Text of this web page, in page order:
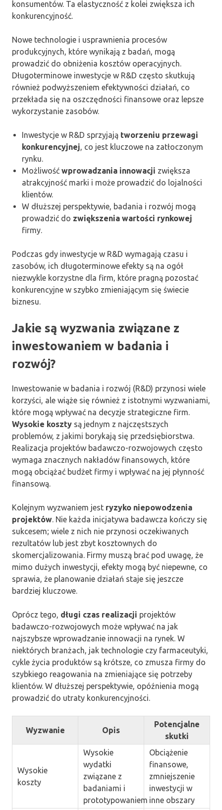
konsumentów. Ta elastyczność z kolei zwiększa ich
konkurencyjność.
Nowe technologie i usprawnienia procesów
produkcyjnych, które wynikają z badań, mogą
prowadzić do obniżenia kosztów operacyjnych.
Długoterminowe inwestycje w R&D często skutkują
również podwyższeniem efektywności działań, co
przekłada się na oszczędności finansowe oraz lepsze
wykorzystanie zasobów.
Inwestycje w R&D sprzyjają tworzeniu przewagi
konkurencyjnej , co jest kluczowe na zatłoczonym
rynku.
Możliwość wprowadzania innowacji zwiększa
atrakcyjność marki i może prowadzić do lojalności
klientów.
W dłuższej perspektywie, badania i rozwój mogą
prowadzić do zwiększenia wartości rynkowej
firmy.
Podczas gdy inwestycje w R&D wymagają czasu i
zasobów, ich długoterminowe efekty są na ogół
niezwykle korzystne dla firm, które pragną pozostać
konkurencyjne w szybko zmieniającym się świecie
biznesu.
Jakie są wyzwania związane z
inwestowaniem w badania i
rozwój?
Inwestowanie w badania i rozwój (R&D) przynosi wiele
korzyści, ale wiąże się również z istotnymi wyzwaniami,
które mogą wpływać na decyzje strategiczne firm.
Wysokie koszty są jednym z najczęstszych
problemów, z jakimi borykają się przedsiębiorstwa.
Realizacja projektów badawczo-rozwojowych często
wymaga znacznych nakładów finansowych, które
mogą obciążać budżet firmy i wpływać na jej płynność
finansową.
Kolejnym wyzwaniem jest ryzyko niepowodzenia
projektów. Nie każda inicjatywa badawcza kończy się
sukcesem; wiele z nich nie przynosi oczekiwanych
rezultatów lub jest zbyt kosztownych do
skomercjalizowania. Firmy muszą brać pod uwagę, że
mimo dużych inwestycji, efekty mogą być niepewne, co
sprawia, że planowanie działań staje się jeszcze
bardziej kluczowe.
Oprócz tego, długi czas realizacji projektów
badawczo-rozwojowych może wpływać na jak
najszybsze wprowadzanie innowacji na rynek. W
niektórych branżach, jak technologie czy farmaceutyki,
cykle życia produktów są krótsze, co zmusza firmy do
szybkiego reagowania na zmieniające się potrzeby
klientów. W dłuższej perspektywie, opóźnienia mogą
prowadzić do utraty konkurencyjności.
Wyzwanie Opis
Potencjalne
skutki
Wysokie
koszty
Wysokie
wydatki
związane z
badaniami i
prototypowaniem
Obciążenie
finansowe,
zmniejszenie
inwestycji w
inne obszary